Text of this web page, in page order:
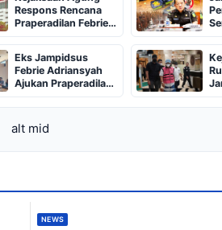
Respons Rencana
Praperadilan Febrie
Adriansyah
Eks Jampidsus
Febrie Adriansyah
Ajukan Praperadilan
Penetapan
Tersangka hingga
Penahanan
alt mid
NEWS